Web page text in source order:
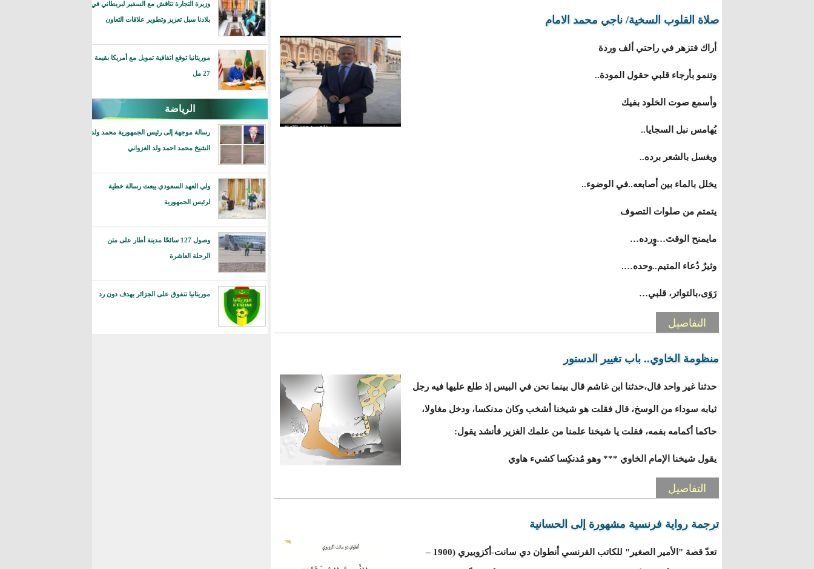
صلاة القلوب السخية/ ناجي محمد الامام
أراك فتزهر في راحتي ألف وردة
وتنمو بأرجاء قلبي حقول المودة..
وأسمع صوت الخلود بفيك
يُهامس نبل السجايا..
ويغسل بالشعر برده..
يخلل بالماء بين أصابعه..في الوضوء..
يتمتم من صلوات التصوف
مايمنح الوقتَ…وٍرده…
وثيرٌ دُعاء المتيم..وحده….
رَوَى،بالتواتر، قلبي…
التفاصيل
منظومة الخاوي.. باب تغيير الدستور
حدثنا غير واحد قال،حدثنا ابن غاشم قال بينما نحن في البيس إذ طلع عليها فيه رجل
ثيابه سوداء من الوسخ، قال فقلت هو شيخنا أشخب وكان مدنكسا، ودخل مغاولا،
حاكما أكمامه بفمه، فقلت يا شيخنا علمنا من علمك الغزير فأنشد يقول:
يقول شيخنا الإمام الخاوي *** وهو مُدنكِسا كشيء هاوي
التفاصيل
ترجمة رواية فرنسية مشهورة إلى الحسانية
تعدّ قصة "الأمير الصغير" للكاتب الفرنسي أنطوان دي سانت-أكزوبيري (1900 –
وزيرة التجارة تناقش مع السفير لبريطاني في
بلادنا سبل تعزيز وتطوير علاقات التعاون
موريتانيا توقع اتفاقية تمويل مع أمريكا بقيمة
27 مل
الرياضة
رسالة موجهة إلى رئيس الجمهورية محمد ولد
الشيخ محمد احمد ولد الغزواني
ولي العهد السعودي يبعث رسالة خطية
لرئيس الجمهورية
وصول 127 سائحًا مدينة أطار على متن
الرحلة العاشرة
موريتانيا تتفوق على الجزائر بهدف دون رد